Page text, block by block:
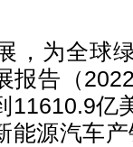
，为全球
报告（
11610.9亿
能源汽车